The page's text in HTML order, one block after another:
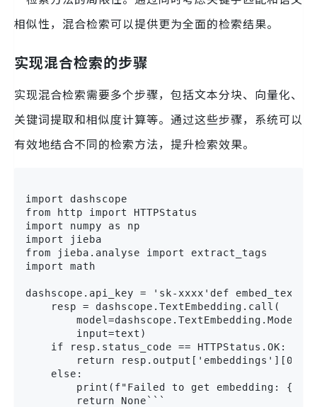
相似性，混合检索可以提供更为全面的检索结果。
实现混合检索的步骤
实现混合检索需要多个步骤，包括文本分块、向量化、
关键词提取和相似度计算等。通过这些步骤，系统可以
有效地结合不同的检索方法，提升检索效果。
import dashscope
from http import HTTPStatus
import numpy as np
import jieba
from jieba.analyse import extract_tags
import math
dashscope.api_key = 'sk-xxxx'def
    resp = dashscope.TextEmbedding.call(
        input=text)
    if resp.status_code == HTTPStatus.OK:
return
    else:
print(f"Failed to get embedding:
        return None```